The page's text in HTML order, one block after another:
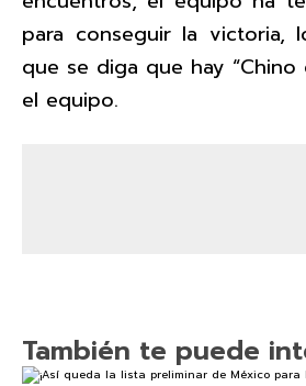
para conseguir la victoria,
que se diga que hay “Chino
el equipo.
También te puede